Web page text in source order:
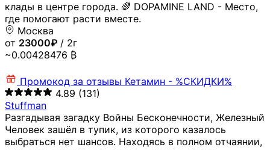
клады в центре города. 🌈 DOPAMINE LAND - Место,
где помогают расти вместе.
Москва
от 23000₽ / 2г
~0.00428476 ₿
Промокод за отзывы Кетамин - %СКИДКИ%
4.89 (131)
Stuffman
Разгадывая загадку Войны Бесконечности, Железный
Человек зашёл в тупик, из которого казалось
выбраться нет шансов. Находясь в полном отчаянии,